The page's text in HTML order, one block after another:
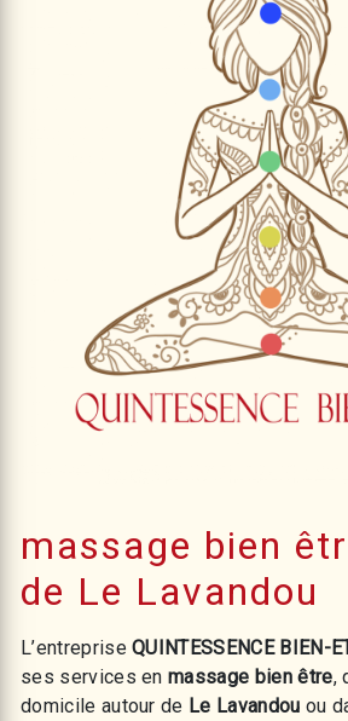
massage bien
de Le Lavandou
L’entrepriseQUINTESSENCE BIEN-
ses services enmassage bien être,
domicile autour de Le Lavandou ou